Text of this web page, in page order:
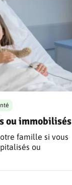
ou immobilisés
famille si vous
ou